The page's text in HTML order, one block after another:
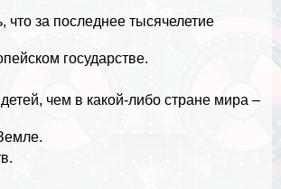
что за последнее тысячелетие
государстве.
чем в какой-либо стране мира –